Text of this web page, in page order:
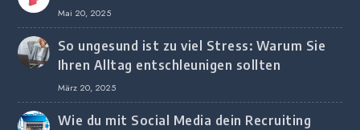
Mai 20, 2025
So ungesund ist zu viel Stress: Warum Sie
Ihren Alltag entschleunigen sollten
März 20, 2025
Wie du mit Social Media dein Recruiting